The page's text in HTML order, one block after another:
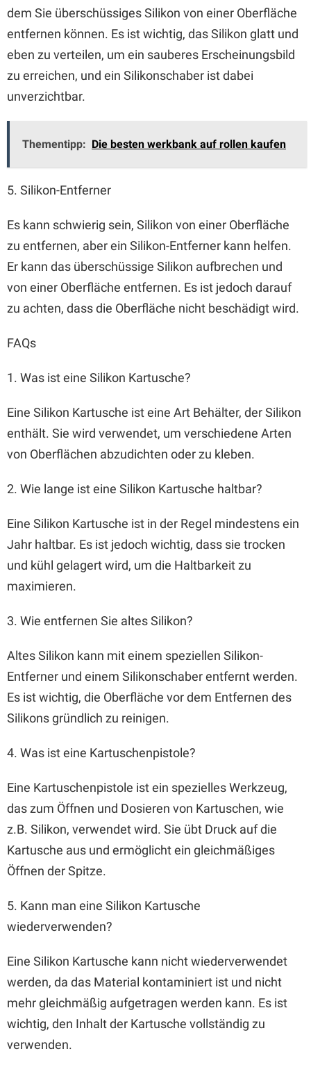
dem Sie überschüssiges Silikon von einer Oberfläche
entfernen können. Es ist wichtig, das Silikon glatt und
eben zu verteilen, um ein sauberes Erscheinungsbild
zu erreichen, und ein Silikonschaber ist dabei
unverzichtbar.
Thementipp: Die besten werkbank auf rollen kaufen
5. Silikon-Entferner
Es kann schwierig sein, Silikon von einer Oberfläche
zu entfernen, aber ein Silikon-Entferner kann helfen.
Er kann das überschüssige Silikon aufbrechen und
von einer Oberfläche entfernen. Es ist jedoch darauf
zu achten, dass die Oberfläche nicht beschädigt wird.
FAQs
1. Was ist eine Silikon Kartusche?
Eine Silikon Kartusche ist eine Art Behälter, der Silikon
enthält. Sie wird verwendet, um verschiedene Arten
von Oberflächen abzudichten oder zu kleben.
2. Wie lange ist eine Silikon Kartusche haltbar?
Eine Silikon Kartusche ist in der Regel mindestens ein
Jahr haltbar. Es ist jedoch wichtig, dass sie trocken
und kühl gelagert wird, um die Haltbarkeit zu
maximieren.
3. Wie entfernen Sie altes Silikon?
Altes Silikon kann mit einem speziellen Silikon-
Entferner und einem Silikonschaber entfernt werden.
Es ist wichtig, die Oberfläche vor dem Entfernen des
Silikons gründlich zu reinigen.
4. Was ist eine Kartuschenpistole?
Eine Kartuschenpistole ist ein spezielles Werkzeug,
das zum Öffnen und Dosieren von Kartuschen, wie
z.B. Silikon, verwendet wird. Sie übt Druck auf die
Kartusche aus und ermöglicht ein gleichmäßiges
Öffnen der Spitze.
5. Kann man eine Silikon Kartusche
wiederverwenden?
Eine Silikon Kartusche kann nicht wiederverwendet
werden, da das Material kontaminiert ist und nicht
mehr gleichmäßig aufgetragen werden kann. Es ist
wichtig, den Inhalt der Kartusche vollständig zu
verwenden.